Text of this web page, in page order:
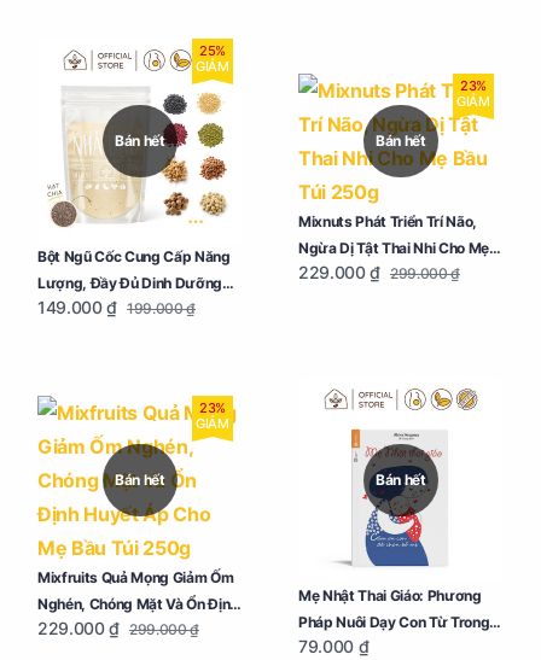
Bán hết
25%
GIẢM
Bột Ngũ Cốc Cung Cấp Năng
Lượng, Đầy Đủ Dinh Dưỡng
Cho Mẹ Bầu Túi 250g
149.000 ₫ 199.000 ₫
Bán hết
23%
GIẢM
Mixnuts Phát Triển Trí Não,
Ngừa Dị Tật Thai Nhi Cho Mẹ
Bầu Túi 250g
229.000 ₫ 299.000 ₫
Bán hết
23%
GIẢM
Mixfruits Quả Mọng Giảm Ốm
Nghén, Chóng Mặt Và Ổn Định
Huyết Áp Cho Mẹ Bầu Túi
229.000 ₫ 299.000 ₫
Bán hết
Mẹ Nhật Thai Giáo: Phương
Pháp Nuôi Dạy Con Từ Trong
Bụng Mẹ
79.000 ₫